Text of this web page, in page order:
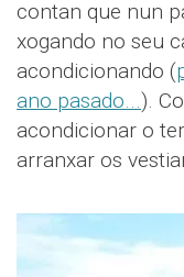
contan que nun
xogando no seu
acondicionando (
ano pasado...).
acondicionar o
arranxar os